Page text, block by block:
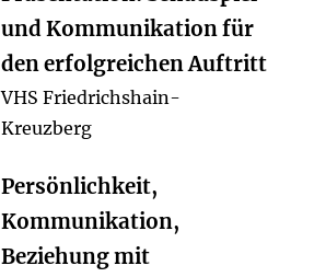
und Kommunikation für
den erfolgreichen Auftritt
VHS Friedrichshain-
Kreuzberg
Persönlichkeit,
Kommunikation,
Beziehung mit